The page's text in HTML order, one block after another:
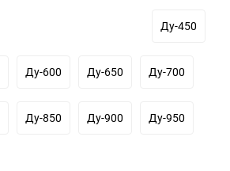
Ду-450
Ду-600 Ду-650 Ду-700
Ду-850 Ду-900 Ду-950